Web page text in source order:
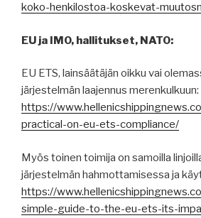
koko-henkilostoa-koskevat-
EU ja IMO, hallitukset, NATO:
EU ETS, lainsäätäjän oikku vai
järjestelmän laajennus merenkulkuun:
https://
practical-on-eu-ets-compliance/
Myös toinen toimija on samoilla
järjestelmän hahmottamisessa ja
https://
simple-guide-to-the-eu-ets-its-